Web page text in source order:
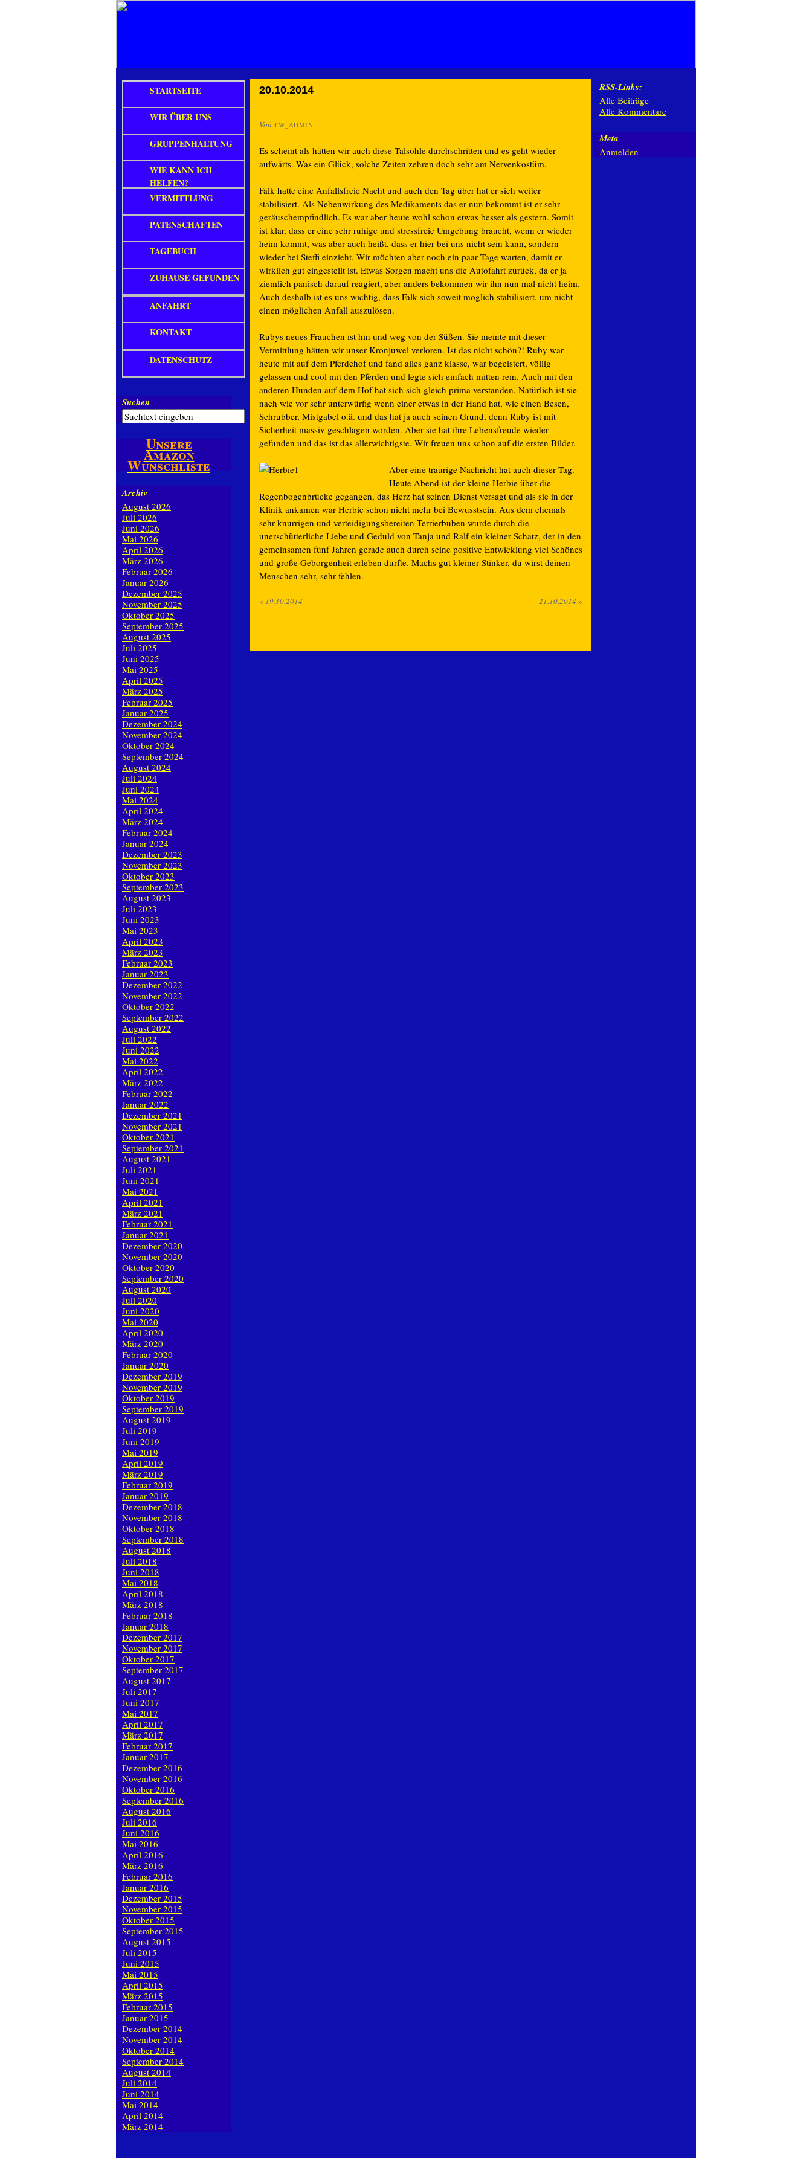
20.10.2014
Von TW_ADMIN
Es scheint als hätten wir auch diese Talsohle durchschritten und es geht wieder
aufwärts. Was ein Glück, solche Zeiten zehren doch sehr am Nervenkostüm.
Falk hatte eine Anfallsfreie Nacht und auch den Tag über hat er sich weiter
stabilisiert. Als Nebenwirkung des Medikaments das er nun bekommt ist er sehr
geräuschempfindlich. Es war aber heute wohl schon etwas besser als gestern. Somit
ist klar, dass er eine sehr ruhige und stressfreie Umgebung braucht, wenn er wieder
heim kommt, was aber auch heißt, dass er hier bei uns nicht sein kann, sondern
wieder bei Steffi einzieht. Wir möchten aber noch ein paar Tage warten, damit er
wirklich gut eingestellt ist. Etwas Sorgen macht uns die Autofahrt zurück, da er ja
ziemlich panisch darauf reagiert, aber anders bekommen wir ihn nun mal nicht heim.
Auch deshalb ist es uns wichtig, dass Falk sich soweit möglich stabilisiert, um nicht
einen möglichen Anfall auszulösen.
Rubys neues Frauchen ist hin und weg von der Süßen. Sie meinte mit dieser
Vermittlung hätten wir unser Kronjuwel verloren. Ist das nicht schön?! Ruby war
heute mit auf dem Pferdehof und fand alles ganz klasse, war begeistert, völlig
gelassen und cool mit den Pferden und legte sich einfach mitten rein. Auch mit den
anderen Hunden auf dem Hof hat sich sich gleich prima verstanden. Natürlich ist sie
nach wie vor sehr unterwürfig wenn einer etwas in der Hand hat, wie einen Besen,
Schrubber, Mistgabel o.ä. und das hat ja auch seinen Grund, denn Ruby ist mit
Sicherheit massiv geschlagen worden. Aber sie hat ihre Lebensfreude wieder
gefunden und das ist das allerwichtigste. Wir freuen uns schon auf die ersten Bilder.
Aber eine traurige Nachricht hat auch dieser Tag.
Heute Abend ist der kleine Herbie über die
Regenbogenbrücke gegangen, das Herz hat seinen Dienst versagt und als sie in der
Klinik ankamen war Herbie schon nicht mehr bei Bewusstsein. Aus dem ehemals
sehr knurrigen und verteidigungsbereiten Terrierbuben wurde durch die
unerschütterliche Liebe und Geduld von Tanja und Ralf ein kleiner Schatz, der in den
gemeinsamen fünf Jahren gerade auch durch seine positive Entwicklung viel Schönes
und große Geborgenheit erleben durfte. Machs gut kleiner Stinker, du wirst deinen
Menschen sehr, sehr fehlen.
« 19.10.2014 21.10.2014 »
STARTSEITE
WIR ÜBER UNS
GRUPPENHALTUNG
WIE KANN ICH
HELFEN?
VERMITTLUNG
PATENSCHAFTEN
TAGEBUCH
ZUHAUSE GEFUNDEN
ANFAHRT
KONTAKT
DATENSCHUTZ
Suchen
Unsere
Amazon
Wunschliste
Archiv
August 2026
Juli 2026
Juni 2026
Mai 2026
April 2026
März 2026
Februar 2026
Januar 2026
Dezember 2025
November 2025
Oktober 2025
September 2025
August 2025
Juli 2025
Juni 2025
Mai 2025
April 2025
März 2025
Februar 2025
Januar 2025
Dezember 2024
November 2024
Oktober 2024
September 2024
August 2024
Juli 2024
Juni 2024
Mai 2024
April 2024
März 2024
Februar 2024
Januar 2024
Dezember 2023
November 2023
Oktober 2023
September 2023
August 2023
Juli 2023
Juni 2023
Mai 2023
April 2023
März 2023
Februar 2023
Januar 2023
Dezember 2022
November 2022
Oktober 2022
September 2022
August 2022
Juli 2022
Juni 2022
Mai 2022
April 2022
März 2022
Februar 2022
Januar 2022
Dezember 2021
November 2021
Oktober 2021
September 2021
August 2021
Juli 2021
Juni 2021
Mai 2021
April 2021
März 2021
Februar 2021
Januar 2021
Dezember 2020
November 2020
Oktober 2020
September 2020
August 2020
Juli 2020
Juni 2020
Mai 2020
April 2020
März 2020
Februar 2020
Januar 2020
Dezember 2019
November 2019
Oktober 2019
September 2019
August 2019
Juli 2019
Juni 2019
Mai 2019
April 2019
März 2019
Februar 2019
Januar 2019
Dezember 2018
November 2018
Oktober 2018
September 2018
August 2018
Juli 2018
Juni 2018
Mai 2018
April 2018
März 2018
Februar 2018
Januar 2018
Dezember 2017
November 2017
Oktober 2017
September 2017
August 2017
Juli 2017
Juni 2017
Mai 2017
April 2017
März 2017
Februar 2017
Januar 2017
Dezember 2016
November 2016
Oktober 2016
September 2016
August 2016
Juli 2016
Juni 2016
Mai 2016
April 2016
März 2016
Februar 2016
Januar 2016
Dezember 2015
November 2015
Oktober 2015
September 2015
August 2015
Juli 2015
Juni 2015
Mai 2015
April 2015
März 2015
Februar 2015
Januar 2015
Dezember 2014
November 2014
Oktober 2014
September 2014
August 2014
Juli 2014
Juni 2014
Mai 2014
April 2014
März 2014
RSS-Links:
Alle Beiträge
Alle Kommentare
Meta
Anmelden